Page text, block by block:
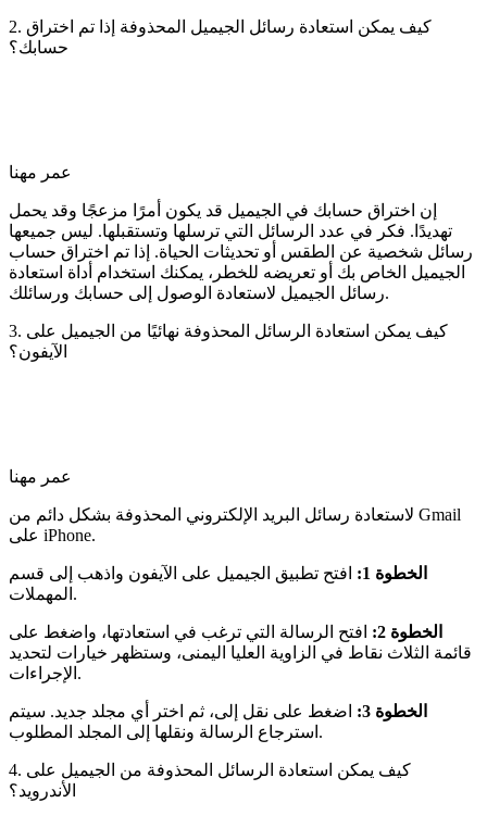
2. كيف يمكن استعادة رسائل الجيميل المحذوفة إذا تم اختراق
حسابك؟
عمر مهنا
إن اختراق حسابك في الجيميل قد يكون أمرًا مزعجًا وقد يحمل
تهديدًا. فكر في عدد الرسائل التي ترسلها وتستقبلها. ليس جميعها
رسائل شخصية عن الطقس أو تحديثات الحياة. إذا تم اختراق حساب
الجيميل الخاص بك أو تعريضه للخطر، يمكنك استخدام أداة استعادة
رسائل الجيميل لاستعادة الوصول إلى حسابك ورسائلك.
3. كيف يمكن استعادة الرسائل المحذوفة نهائيًا من الجيميل على
الآيفون؟
عمر مهنا
لاستعادة رسائل البريد الإلكتروني المحذوفة بشكل دائم من Gmail
على iPhone.
الخطوة 1:
افتح تطبيق الجيميل على الآيفون واذهب إلى قسم
المهملات.
الخطوة 2:
افتح الرسالة التي ترغب في استعادتها، واضغط على
قائمة الثلاث نقاط في الزاوية العليا اليمنى، وستظهر خيارات لتحديد
الإجراءات.
الخطوة 3:
اضغط على نقل إلى، ثم اختر أي مجلد جديد. سيتم
استرجاع الرسالة ونقلها إلى المجلد المطلوب.
4. كيف يمكن استعادة الرسائل المحذوفة من الجيميل على
الأندرويد؟